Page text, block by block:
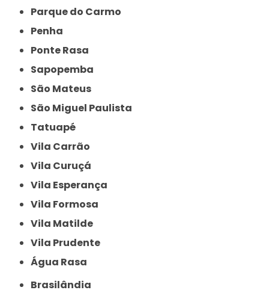
Parque do Carmo
Penha
Ponte Rasa
Sapopemba
São Mateus
São Miguel Paulista
Tatuapé
Vila Carrão
Vila Curuçá
Vila Esperança
Vila Formosa
Vila Matilde
Vila Prudente
Água Rasa
Brasilândia